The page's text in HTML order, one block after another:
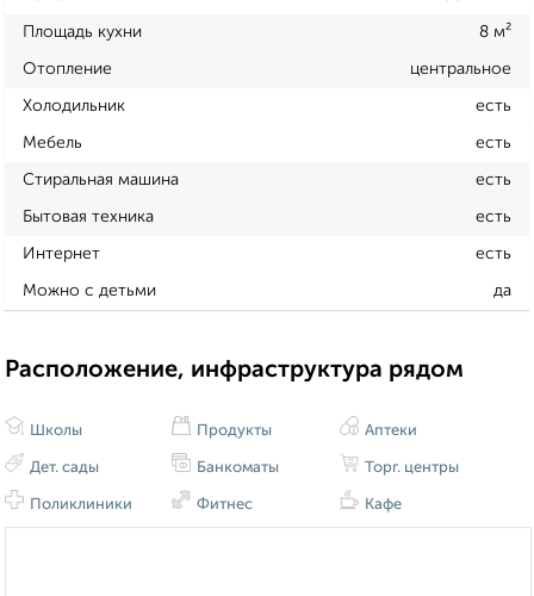
Площадь кухни 8 м²
Отопление центральное
Холодильник есть
Мебель есть
Стиральная машина есть
Бытовая техника есть
Интернет есть
Можно с детьми да
Расположение, инфраструктура рядом
Школы
Дет. сады
Поликлиники
Продукты
Банкоматы
Фитнес
Аптеки
Торг. центры
Кафе